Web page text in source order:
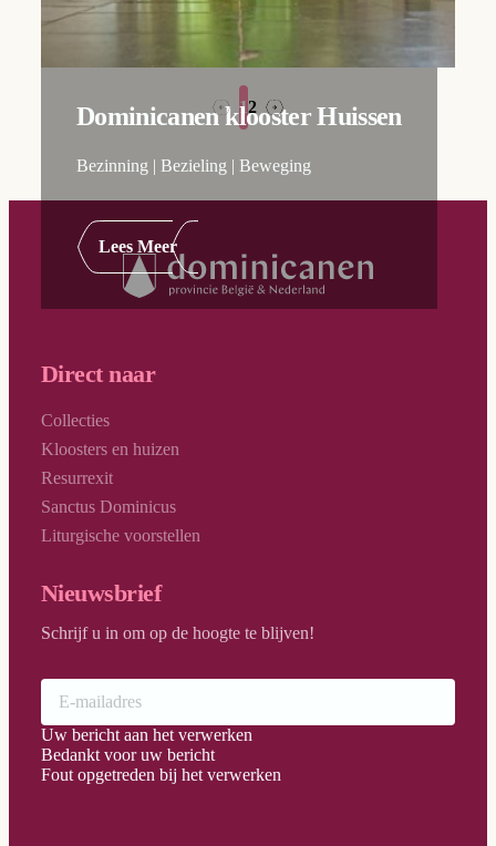
Dominicanen klooster Huissen
Bezinning | Bezieling | Beweging
Lees Meer
← 12 →
Direct naar
Collecties
Kloosters en huizen
Resurrexit
Sanctus Dominicus
Liturgische voorstellen
Nieuwsbrief
Schrijf u in om op de hoogte te blijven!
Uw bericht aan het verwerken
Bedankt voor uw bericht
Fout opgetreden bij het verwerken